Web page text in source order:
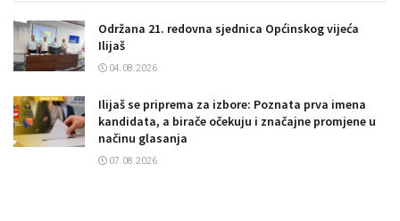
Održana 21. redovna sjednica Općinskog vijeća
Ilijaš
04.08.2026.
Ilijaš se priprema za izbore: Poznata prva imena
kandidata, a birače očekuju i značajne promjene u
načinu glasanja
07.08.2026.